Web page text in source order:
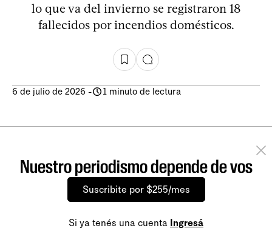
lo que va del invierno se registraron 18
fallecidos por incendios domésticos.
6 de julio de 2026 - 1 minuto de lectura
Nuestro periodismo depende de vos
Suscribite por $255/mes
Si ya tenés una cuenta Ingresá